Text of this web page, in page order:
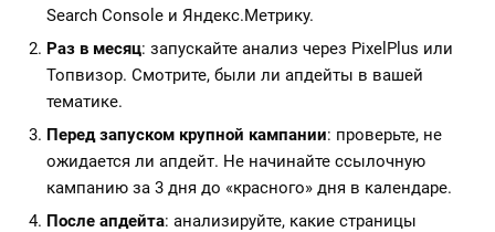
Search Console и Яндекс.Метрику.
Раз в месяц: запускайте анализ через PixelPlus или
Топвизор. Смотрите, были ли апдейты в вашей
тематике.
Перед запуском крупной кампании: проверьте, не
ожидается ли апдейт. Не начинайте ссылочную
кампанию за 3 дня до «красного» дня в календаре.
После апдейта: анализируйте, какие страницы